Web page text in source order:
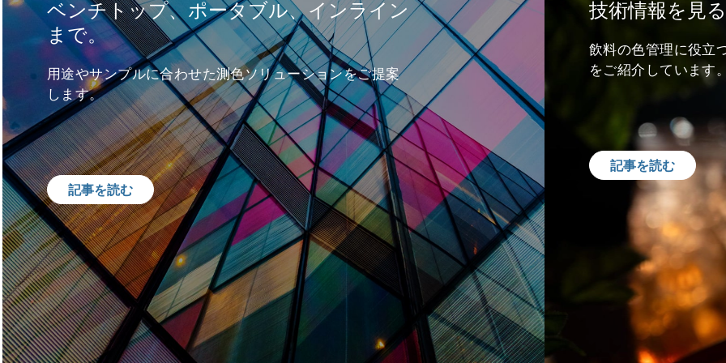
ベンチトップ、ポータブル、インライン
まで。
用途やサンプルに合わせた測色ソリューションをご提案
します。
記事を読む
技術情報を見る
飲料の色管理に役立
をご紹介しています
記事を読む